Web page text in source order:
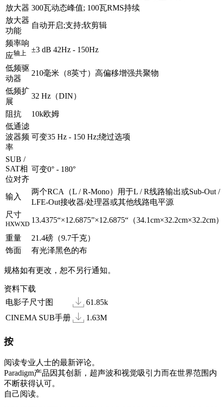
放大器 300瓦动态峰值; 100瓦RMS持续
放大器
功能
自动开启;支持;软剪辑
频率响
应轴上 ±3 dB 42Hz - 150Hz
低频驱
动器
210毫米（8英寸）高偏移增强共聚物
低频扩
展
32 Hz（DIN）
阻抗
10k欧姆
低通滤
波器频
率
可变35 Hz - 150 Hz;绕过选项
SUB /
SAT相
位对齐
可变0° - 180°
输入
两个RCA（L / R-Mono）用于L / R线路输出或Sub-Out /
LFE-Out接收器/处理器或其他线路电平源
尺寸
HXWXD 13.4375“×12.6875”×12.6875“（34.1cm×32.2cm×32.2cm）
重量
21.4磅（9.7千克）
饰面
有光泽黑色的布
规格如有更改，恕不另行通知。
资料下载
电影子尺寸图
61.85k
CINEMA SUB手册
1.63M
按
阅读专业人士的最新评论。
Paradigm产品因其创新，超声波和视觉吸引力而在世界范围内
不断获得认可。
自己阅读。